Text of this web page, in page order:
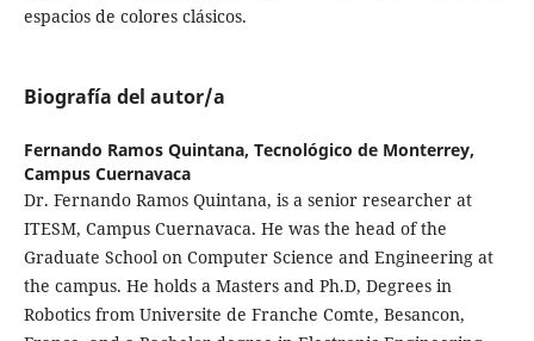
espacios de colores clásicos.
Biografía del autor/a
Fernando Ramos Quintana, Tecnológico de Monterrey,
Campus Cuernavaca
Dr. Fernando Ramos Quintana, is a senior researcher at
ITESM, Campus Cuernavaca. He was the head of the
Graduate School on Computer Science and Engineering at
the campus. He holds a Masters and Ph.D, Degrees in
Robotics from Universite de Franche Comte, Besancon,